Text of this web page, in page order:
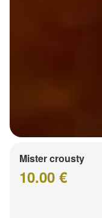
Mister crousty
10.00 €